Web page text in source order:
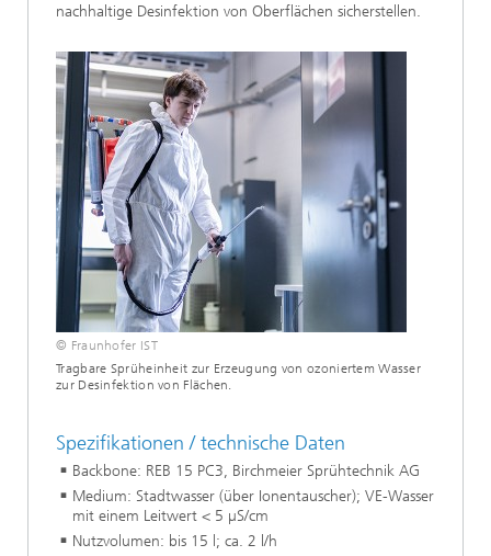
nachhaltige Desinfektion von Oberflächen sicherstellen.
© Fraunhofer IST
Tragbare Sprüheinheit zur Erzeugung von ozoniertem Wasser
zur Desinfektion von Flächen.
Spezifikationen / technische Daten
Backbone: REB 15 PC3, Birchmeier Sprühtechnik AG
Medium: Stadtwasser (über Ionentauscher); VE-Wasser
mit einem Leitwert < 5 µS/cm
Nutzvolumen: bis 15 l; ca. 2 l/h